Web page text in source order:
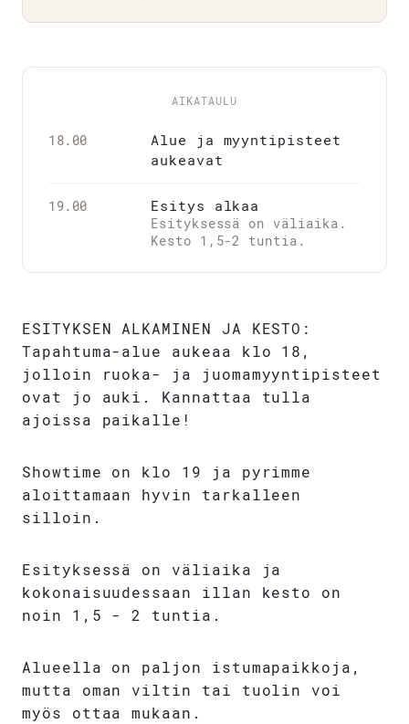
AIKATAULU
18.00
Alue ja myyntipisteet
aukeavat
19.00 Esitys alkaa
Esityksessä on väliaika.
Kesto 1,5-2 tuntia.
ESITYKSEN ALKAMINEN JA KESTO:
Tapahtuma-alue aukeaa klo 18,
jolloin ruoka- ja juomamyyntipisteet
ovat jo auki. Kannattaa tulla
ajoissa paikalle!
Showtime on klo 19 ja pyrimme
aloittamaan hyvin tarkalleen
silloin.
Esityksessä on väliaika ja
kokonaisuudessaan illan kesto on
noin 1,5 - 2 tuntia.
Alueella on paljon istumapaikkoja,
mutta oman viltin tai tuolin voi
myös ottaa mukaan.